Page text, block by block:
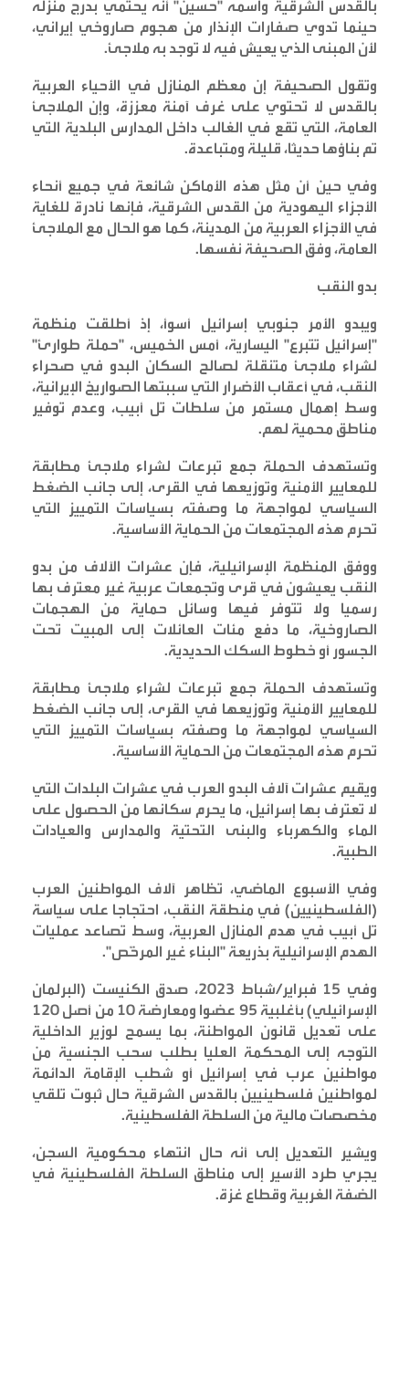
بالقدس الشرقية واسمه "حسين" أنه يحتمي بدرج منزله
حينما تدوي صفارات الإنذار من هجوم صاروخي إيراني،
لأن المبنى الذي يعيش فيه لا توجد به ملاجئ.
وتقول الصحيفة إن معظم المنازل في الأحياء العربية
بالقدس لا تحتوي على غرف آمنة معززة، وإن الملاجئ
العامة، التي تقع في الغالب داخل المدارس البلدية التي
تم بناؤها حديثا، قليلة ومتباعدة.
وفي حين أن مثل هذه الأماكن شائعة في جميع أنحاء
الأجزاء اليهودية من القدس الشرقية، فإنها نادرة للغاية
في الأجزاء العربية من المدينة، كما هو الحال مع الملاجئ
العامة، وفق الصحيفة نفسها.
بدو النقب
ويبدو الأمر جنوبي إسرائيل أسوأ، إذ أطلقت منظمة
"إسرائيل تتبرع" اليسارية، أمس الخميس، "حملة طوارئ"
لشراء ملاجئ متنقلة لصالح السكان البدو في صحراء
النقب، في أعقاب الأضرار التي سببتها الصواريخ الإيرانية،
وسط إهمال مستمر من سلطات تل أبيب، وعدم توفير
مناطق محمية لهم.
وتستهدف الحملة جمع تبرعات لشراء ملاجئ مطابقة
للمعايير الأمنية وتوزيعها في القرى، إلى جانب الضغط
السياسي لمواجهة ما وصفته بسياسات التمييز التي
تحرم هذه المجتمعات من الحماية الأساسية.
ووفق المنظمة الإسرائيلية، فإن عشرات الآلاف من بدو
النقب يعيشون في قرى وتجمعات عربية غير معترف بها
رسميا ولا تتوفر فيها وسائل حماية من الهجمات
الصاروخية، ما دفع مئات العائلات إلى المبيت تحت
الجسور أو خطوط السكك الحديدية.
وتستهدف الحملة جمع تبرعات لشراء ملاجئ مطابقة
للمعايير الأمنية وتوزيعها في القرى، إلى جانب الضغط
السياسي لمواجهة ما وصفته بسياسات التمييز التي
تحرم هذه المجتمعات من الحماية الأساسية.
ويقيم عشرات آلاف البدو العرب في عشرات البلدات التي
لا تعترف بها إسرائيل، ما يحرم سكانها من الحصول على
الماء والكهرباء والبنى التحتية والمدارس والعيادات
الطبية.
وفي الأسبوع الماضي، تظاهر آلاف المواطنين العرب
(الفلسطينيين) في منطقة النقب، احتجاجا على سياسة
تل أبيب في هدم المنازل العربية، وسط تصاعد عمليات
الهدم الإسرائيلية بذريعة "البناء غير المرخّص".
وفي 15 فبراير/شباط 2023، صدق الكنيست (البرلمان
الإسرائيلي) بأغلبية 95 عضوا ومعارضة 10 من أصل 120
على تعديل قانون المواطنة، بما يسمح لوزير الداخلية
التوجه إلى المحكمة العليا بطلب سحب الجنسية من
مواطنين عرب في إسرائيل أو شطب الإقامة الدائمة
لمواطنين فلسطينيين بالقدس الشرقية حال ثبوت تلقي
مخصصات مالية من السلطة الفلسطينية.
ويشير التعديل إلى أنه حال انتهاء محكومية السجن،
يجري طرد الأسير إلى مناطق السلطة الفلسطينية في
الضفة الغربية وقطاع غزة.